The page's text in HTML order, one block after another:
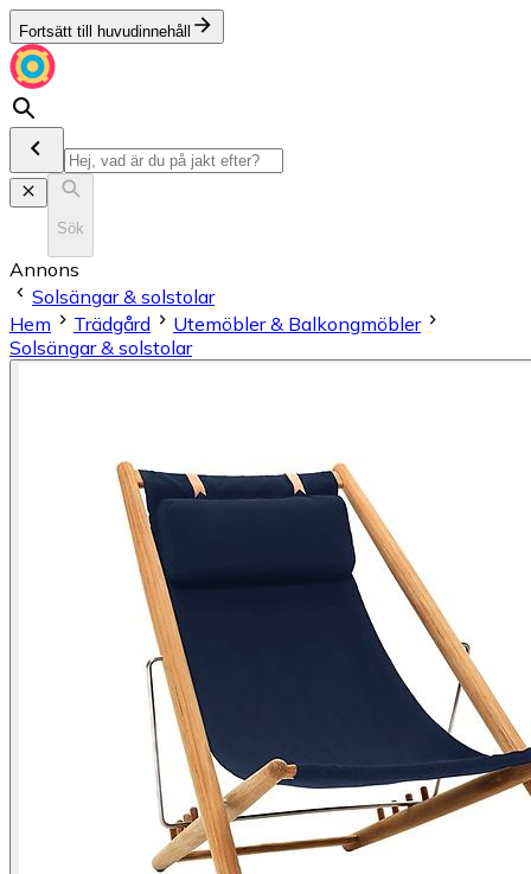
Fortsätt till huvudinnehåll
Sök
Annons
Solsängar & solstolar
Hem
Trädgård
Utemöbler & Balkongmöbler
Solsängar & solstolar